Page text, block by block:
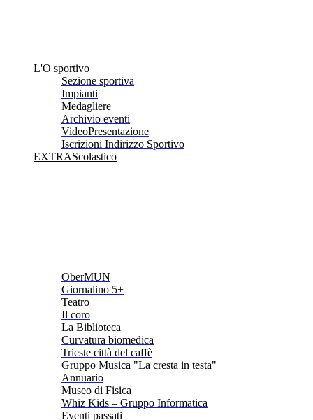
L'O sportivo
Sezione sportiva
Impianti
Medagliere
Archivio eventi
VideoPresentazione
Iscrizioni Indirizzo Sportivo
EXTRAScolastico
OberMUN
Giornalino 5+
Teatro
Il coro
La Biblioteca
Curvatura biomedica
Trieste città del caffè
Gruppo Musica "La cresta in testa"
Annuario
Museo di Fisica
Whiz Kids – Gruppo Informatica
Eventi passati